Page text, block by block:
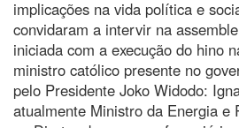
implicações na vida política e
convidaram a intervir na
iniciada com a execução do hino
ministro católico presente no
pelo Presidente Joko Widodo:
atualmente Ministro da Energia e